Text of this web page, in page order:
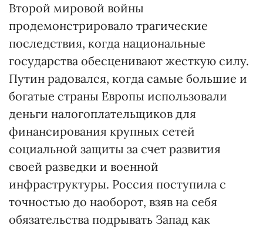
Второй мировой войны
продемонстрировало трагические
последствия, когда национальные
государства обесценивают жесткую силу.
Путин радовался, когда самые большие и
богатые страны Европы использовали
деньги налогоплательщиков для
финансирования крупных сетей
социальной защиты за счет развития
своей разведки и военной
инфраструктуры. Россия поступила с
точностью до наоборот, взяв на себя
обязательства подрывать Запад как